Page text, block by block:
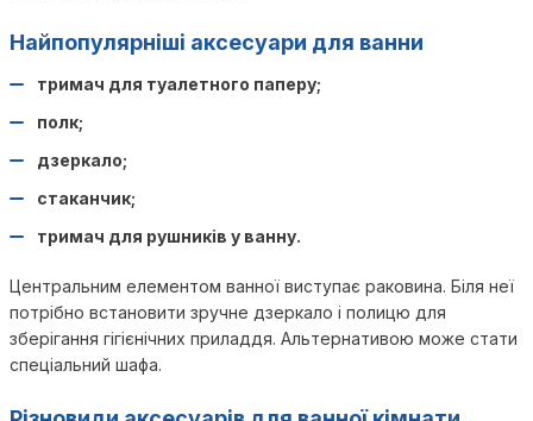
Найпопулярніші аксесуари для ванни
тримач для туалетного паперу;
полк;
дзеркало;
стаканчик;
тримач для рушників у ванну.
Центральним елементом ванної виступає раковина. Біля неї
потрібно встановити зручне дзеркало і полицю для
зберігання гігієнічних приладдя. Альтернативою може стати
спеціальний шафа.